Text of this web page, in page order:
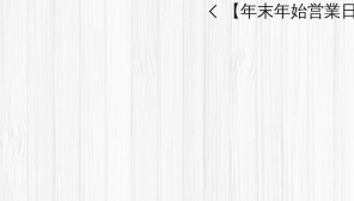
【年末年始営業